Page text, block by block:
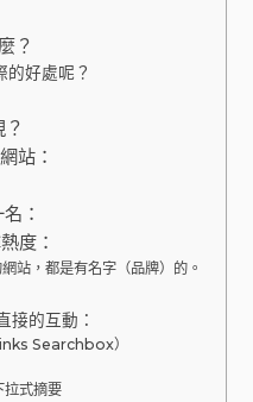
？
好處呢？
站：
：
度：
站，都是有名字（品牌）的。
的互動：
Searchbox）
式摘要